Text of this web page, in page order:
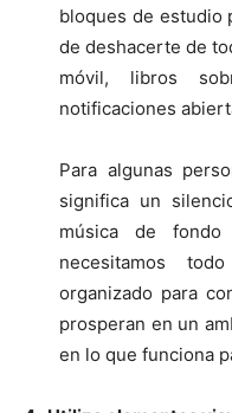
bloques de estudio
de deshacerte de
móvil, libros
notificaciones
Para algunas
significa un
música de fondo
necesitamos
organizado para
prosperan en un
en lo que funciona